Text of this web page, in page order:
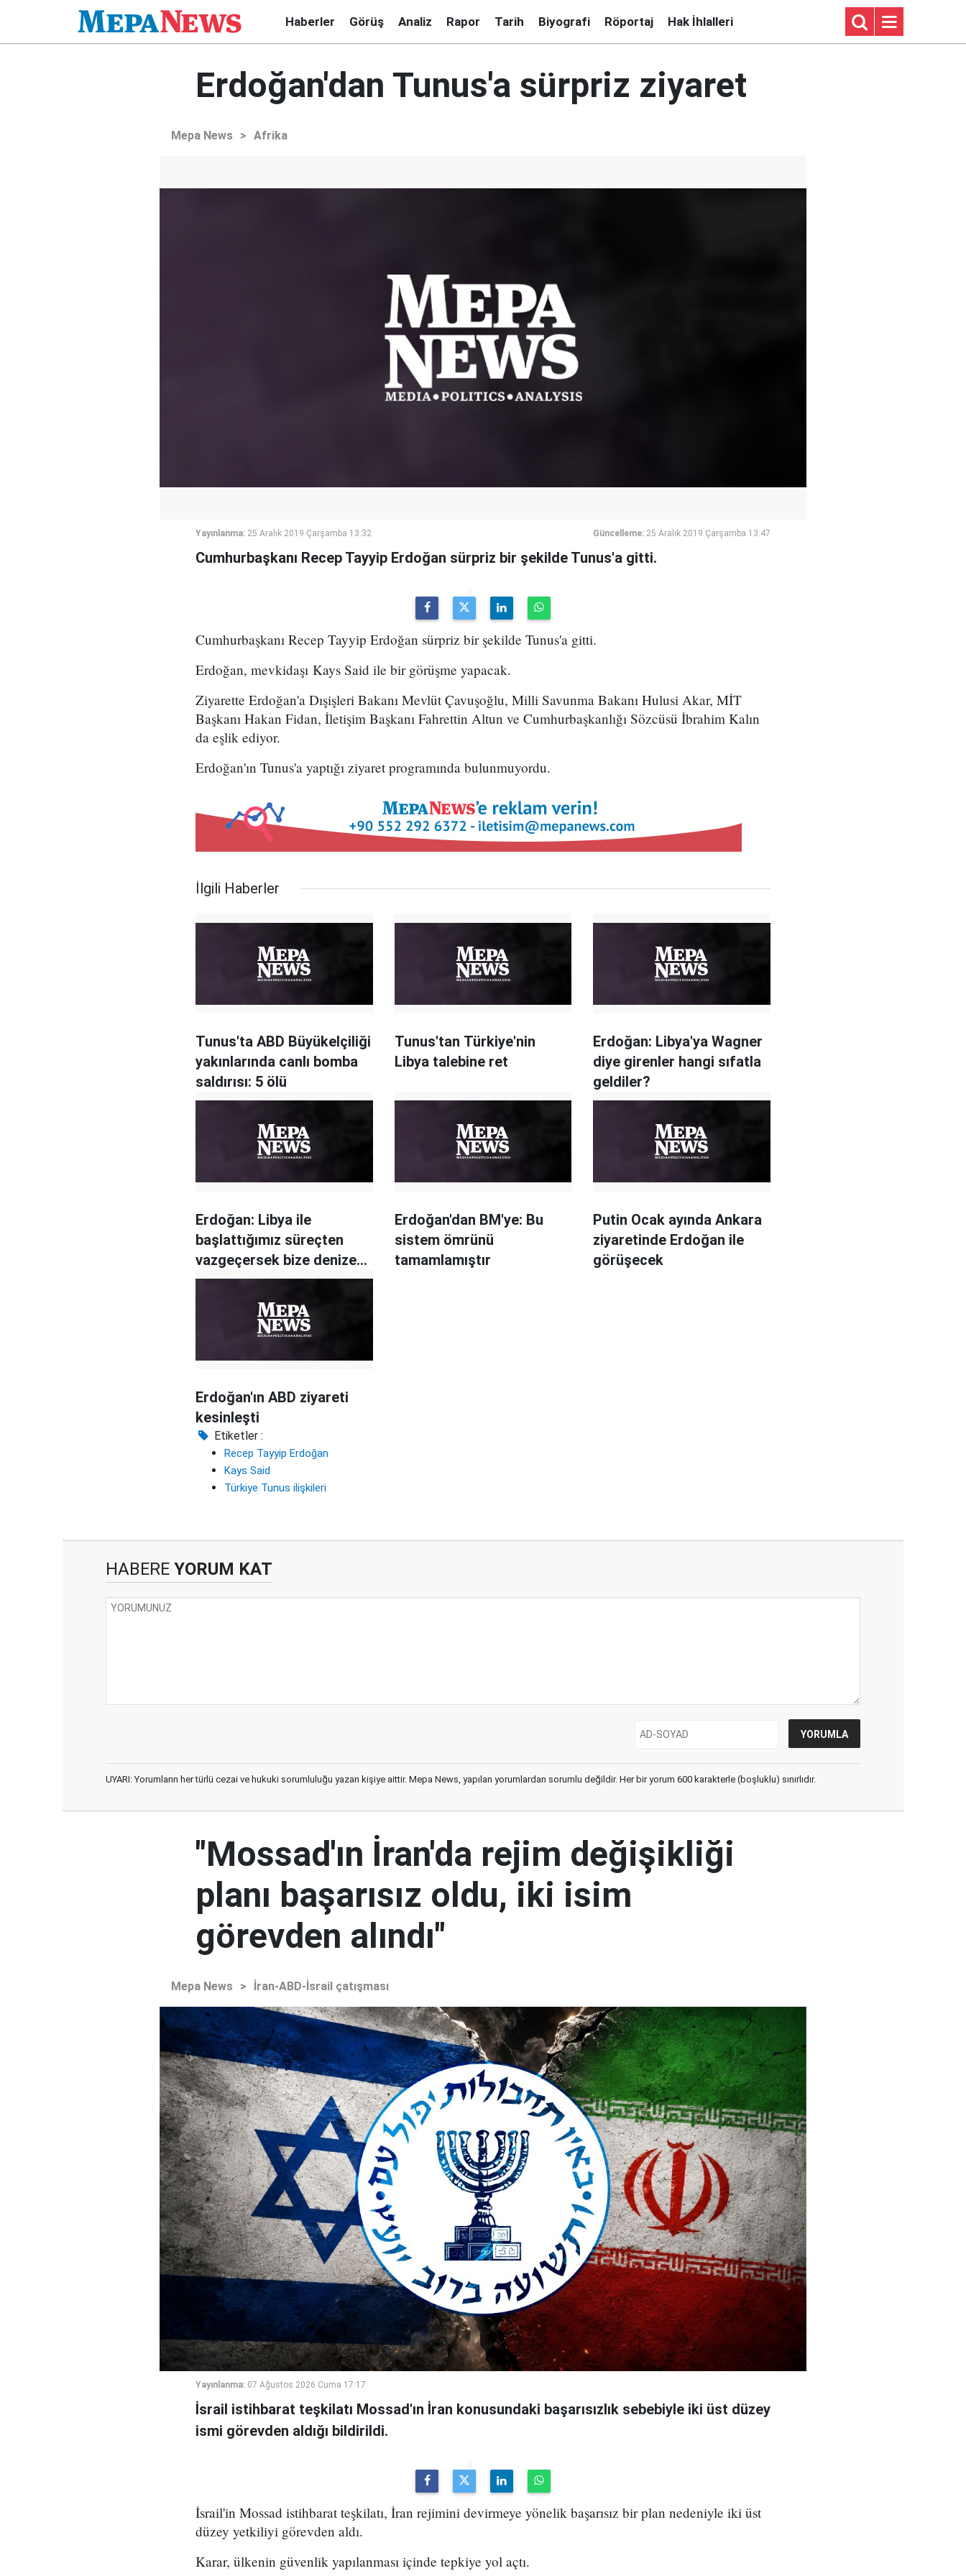
Haberler Görüş Analiz Rapor Tarih Biyografi Röportaj Hak İhlalleri
Erdoğan'dan Tunus'a sürpriz ziyaret
Mepa News > Afrika
Yayınlanma: 25 Aralık 2019 Çarşamba 13:32 Güncelleme: 25 Aralık 2019 Çarşamba 13:47
Cumhurbaşkanı Recep Tayyip Erdoğan sürpriz bir şekilde Tunus'a gitti.
Cumhurbaşkanı Recep Tayyip Erdoğan sürpriz bir şekilde Tunus'a gitti.
Erdoğan, mevkidaşı Kays Said ile bir görüşme yapacak.
Ziyarette Erdoğan'a Dışişleri Bakanı Mevlüt Çavuşoğlu, Milli Savunma Bakanı Hulusi Akar, MİT
Başkanı Hakan Fidan, İletişim Başkanı Fahrettin Altun ve Cumhurbaşkanlığı Sözcüsü İbrahim Kalın
da eşlik ediyor.
Erdoğan'ın Tunus'a yaptığı ziyaret programında bulunmuyordu.
İlgili Haberler
Tunus'ta ABD Büyükelçiliği
yakınlarında canlı bomba
saldırısı: 5 ölü
Tunus'tan Türkiye'nin
Libya talebine ret
Erdoğan: Libya'ya Wagner
diye girenler hangi sıfatla
geldiler?
Erdoğan: Libya ile
başlattığımız süreçten
vazgeçersek bize denize
girecek kıyı bile
bırakmayacaklar
Erdoğan'dan BM'ye: Bu
sistem ömrünü
tamamlamıştır
Putin Ocak ayında Ankara
ziyaretinde Erdoğan ile
görüşecek
Erdoğan'ın ABD ziyareti
kesinleşti
Etiketler :
Recep Tayyip Erdoğan
Kays Said
Türkiye Tunus ilişkileri
HABERE YORUM KAT
UYARI: Yorumların her türlü cezai ve hukuki sorumluluğu yazan kişiye aittir. Mepa News, yapılan yorumlardan sorumlu değildir. Her bir yorum 600 karakterle (boşluklu) sınırlıdır.
"Mossad'ın İran'da rejim değişikliği
planı başarısız oldu, iki isim
görevden alındı"
Mepa News > İran-ABD-İsrail çatışması
Yayınlanma: 07 Ağustos 2026 Cuma 17:17
İsrail istihbarat teşkilatı Mossad'ın İran konusundaki başarısızlık sebebiyle iki üst düzey
ismi görevden aldığı bildirildi.
İsrail'in Mossad istihbarat teşkilatı, İran rejimini devirmeye yönelik başarısız bir plan nedeniyle iki üst
düzey yetkiliyi görevden aldı.
Karar, ülkenin güvenlik yapılanması içinde tepkiye yol açtı.